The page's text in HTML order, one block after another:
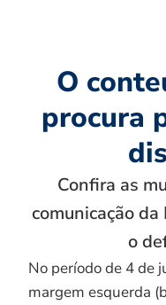
O
procura
Confira as
comunicação
o
No período de 4 de
margem esquerda